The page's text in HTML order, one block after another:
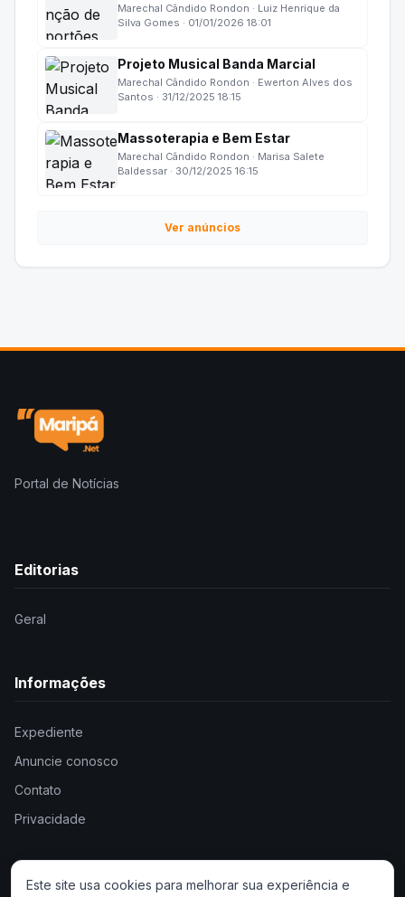
Marechal Cândido Rondon · Luiz Henrique da
Silva Gomes · 01/01/2026 18:01
Projeto Musical Banda Marcial
Marechal Cândido Rondon · Ewerton Alves dos
Santos · 31/12/2025 18:15
Massoterapia e Bem Estar
Marechal Cândido Rondon · Marisa Salete
Baldessar · 30/12/2025 16:15
Ver anúncios
Portal de Notícias
Editorias
Geral
Informações
Expediente
Anuncie conosco
Contato
Privacidade
Este site usa cookies para melhorar sua experiência e